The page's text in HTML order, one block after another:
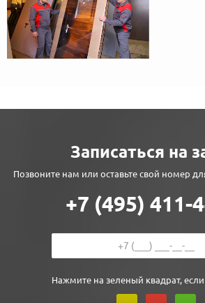
Записаться на
Позвоните нам или оставьте свой номер
+7 (495) 411-
Нажмите на зеленый квадрат,